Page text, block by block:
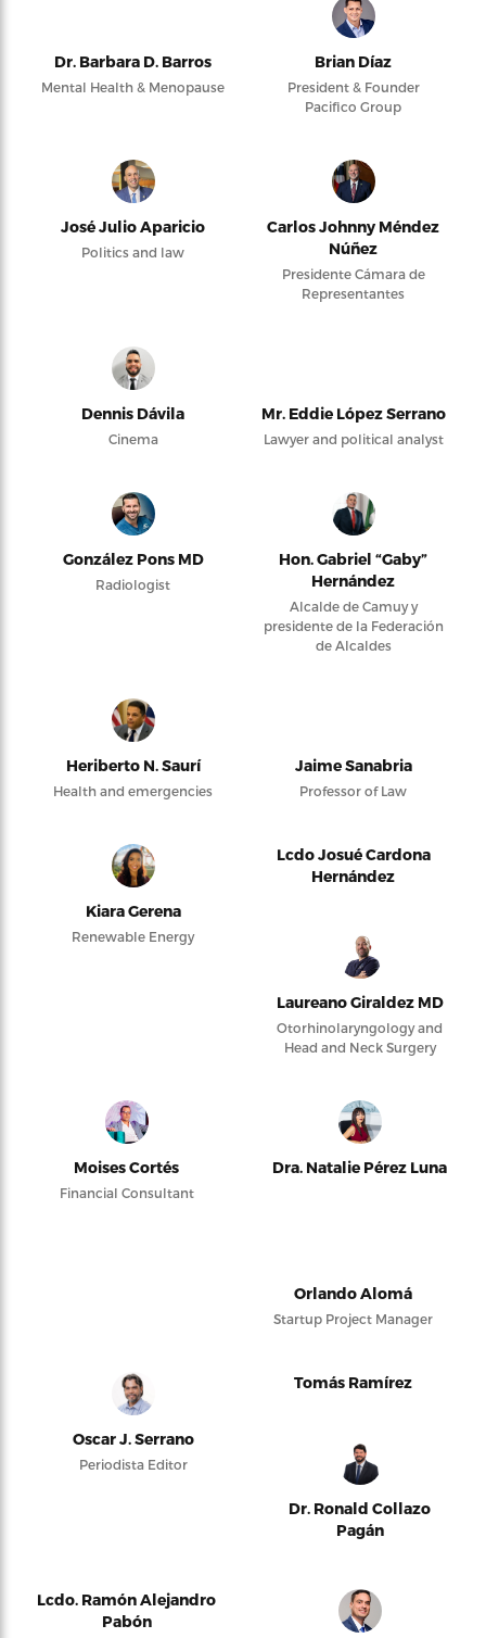
Dr. Barbara D. Barros
Mental Health & Menopause
Brian Díaz
President & Founder
Pacifico Group
José Julio Aparicio
Politics and law
Carlos Johnny Méndez
Núñez
Presidente Cámara de
Representantes
Dennis Dávila
Cinema
Mr. Eddie López Serrano
Lawyer and political analyst
González Pons MD
Radiologist
Hon. Gabriel “Gaby”
Hernández
Alcalde de Camuy y
presidente de la Federación
de Alcaldes
Heriberto N. Saurí
Health and emergencies
Jaime Sanabria
Professor of Law
Kiara Gerena
Renewable Energy
Lcdo Josué Cardona
Hernández
Laureano Giraldez MD
Otorhinolaryngology and
Head and Neck Surgery
Moises Cortés
Financial Consultant
Dra. Natalie Pérez Luna
Orlando Alomá
Startup Project Manager
Oscar J. Serrano
Periodista Editor
Tomás Ramírez
Dr. Ronald Collazo
Pagán
Lcdo. Ramón Alejandro
Pabón